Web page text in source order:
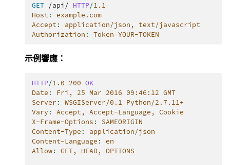
GET /api/ HTTP/1.1
Host :
example.com
Accept :
application/json, text/javascript
Authorization : Token YOUR-TOKEN
示例響應：
HTTP/1.0 200 OK
Date :
Fri, 25 Mar 2016 09:46:12 GMT
Server :
WSGIServer/0.1 Python/2.7.11+
Vary :
Accept, Accept-Language, Cookie
X-Frame-Options :
SAMEORIGIN
Content-Type :
application/json
Content-Language :
en
Allow: GET, HEAD, OPTIONS